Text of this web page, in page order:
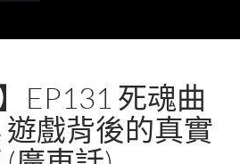
EP131 死魂曲
戲背後的真實